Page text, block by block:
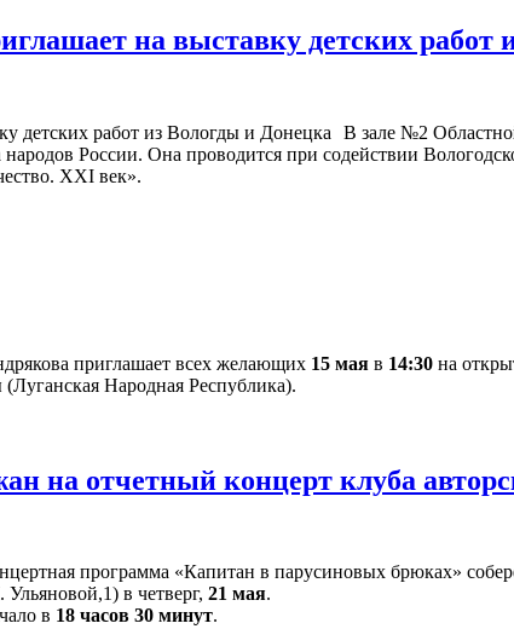
на выставку детских
В зале №2
России. Она проводится при содействии
XXI век».
приглашает всех желающих 15 мая в 14:30 на
Народная Республика).
на отчетный концерт клуба
программа «Капитан в парусиновых брюках»
в четверг, 21 мая.
в 18 часов 30 минут.